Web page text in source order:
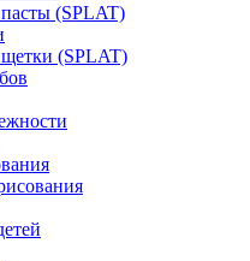
(SPLAT)
(SPLAT)